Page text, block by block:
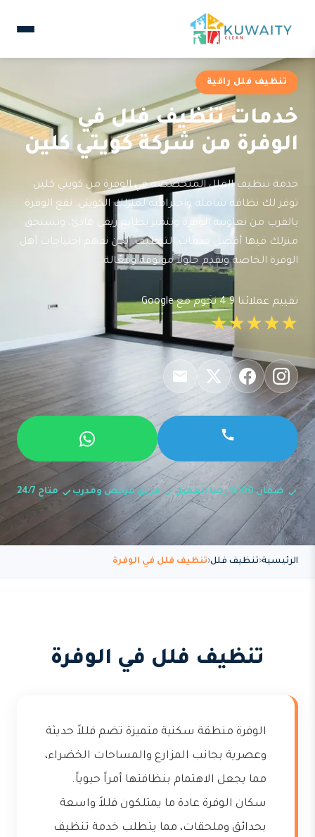
تنظيف فلل راقية
خدمات تنظيف فلل في
الوفرة من شركة كويتي كلين
خدمة تنظيف الفلل المتخصصة في الوفرة من كويتي كلين
توفر لك نظافة شاملة واحترافية لمنزلك الكويتي. تقع الوفرة
بالقرب من تعاونية الوفرة وتتميز بطابع ريفي هادئ، وتستحق
منزلك فيها أفضل خدمات التنظيف. نحن نفهم احتياجات أهل
الوفرة الخاصة ونقدم حلولاً موثوقة وفعّالة.
تقييم عملائنا 4.9 نجوم مع Google
★★★★★
ضمان 100% رضا العميل فريق مرخص ومدرب متاح 24/7
الرئيسية تنظيف فلل تنظيف فلل في الوفرة
تنظيف فلل في الوفرة
الوفرة منطقة سكنية متميزة تضم فللاً حديثة
وعصرية بجانب المزارع والمساحات الخضراء،
مما يجعل الاهتمام بنظافتها أمراً حيوياً.
سكان الوفرة عادة ما يمتلكون فللاً واسعة
بحدائق وملحقات، مما يتطلب خدمة تنظيف